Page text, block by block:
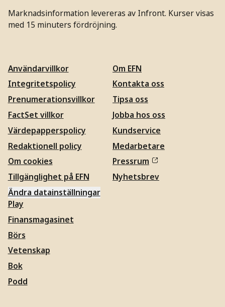
Marknadsinformation levereras av Infront. Kurser visas
med 15 minuters fördröjning.
Användarvillkor
Integritetspolicy
Prenumerationsvillkor
FactSet villkor
Värdepapperspolicy
Redaktionell policy
Om cookies
Tillgänglighet på EFN
Ändra datainställningar
Om EFN
Kontakta oss
Tipsa oss
Jobba hos oss
Kundservice
Medarbetare
Pressrum
Nyhetsbrev
Play
Finansmagasinet
Börs
Vetenskap
Bok
Podd